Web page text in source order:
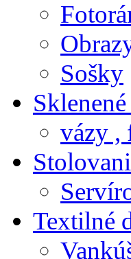
Sošky
vázy ,
Textilné